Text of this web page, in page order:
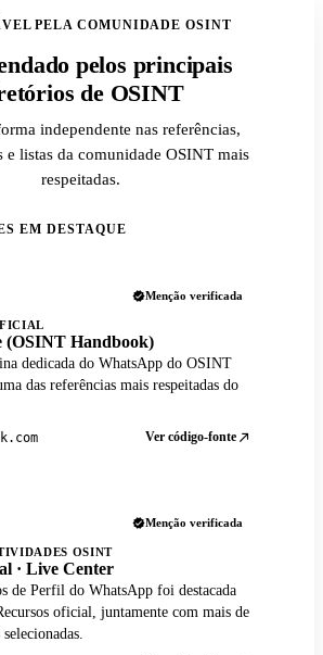
PELA COMUNIDADE OSINT
pelos principais
de OSINT
independente nas referências,
e listas da comunidade OSINT mais
respeitadas.
EM DESTAQUE
Menção verificada
(OSINT Handbook)
dedicada do WhatsApp do OSINT
das referências mais respeitadas do
Ver código-fonte
Menção verificada
OSINT
· Live Center
de Perfil do WhatsApp foi destacada
oficial, juntamente com mais de